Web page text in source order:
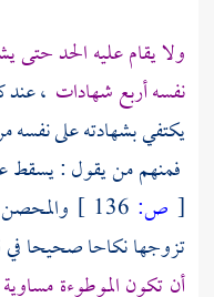
ولا يقام عليه الحد حتى
نفسه أربع شهادات ، عند
يكتفي بشهادته على نفسه
فمنهم من يقول : يسقط
[ ص:
تزوجها نكاحا صحيحا في
أن تكون الموطوءة